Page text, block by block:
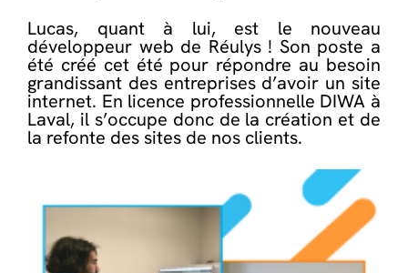
Lucas, quant à lui, est le nouveau
développeur web de Réulys ! Son poste a
été créé cet été pour répondre au besoin
grandissant des entreprises d’avoir un site
internet. En licence professionnelle DIWA à
Laval, il s’occupe donc de la création et de
la refonte des sites de nos clients.